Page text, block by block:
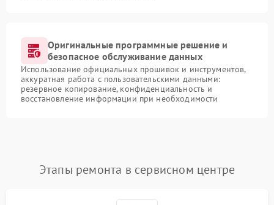
Оригинальные программные решение и
безопасное обслуживание данных
Использование официальных прошивок и инструментов,
аккуратная работа с пользовательскими данными:
резервное копирование, конфиденциальность и
восстановление информации при необходимости
Этапы ремонта в сервисном центре